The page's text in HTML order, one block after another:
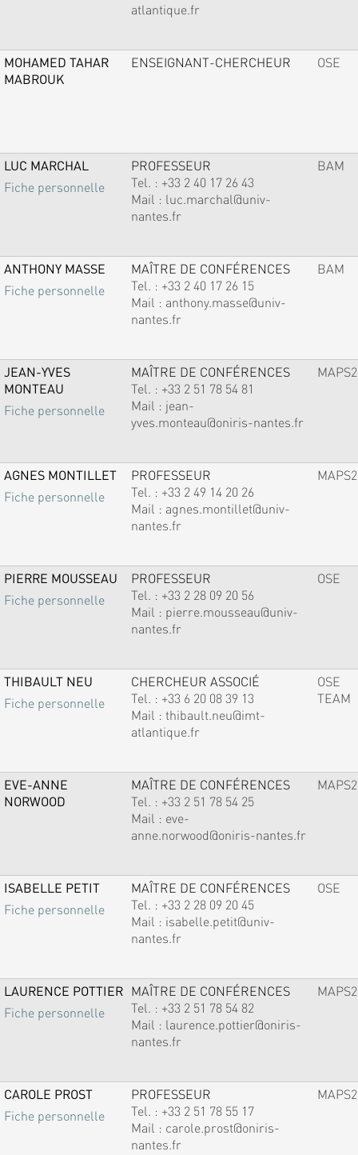
atlantique.fr
MOHAMED TAHAR
MABROUK
ENSEIGNANT-CHERCHEUR OSE
LUC MARCHAL
Fiche personnelle
PROFESSEUR
Tel. : +33 2 40 17 26 43
Mail : luc.marchal@univ-
nantes.fr
BAM
ANTHONY MASSE
Fiche personnelle
MAÎTRE DE CONFÉRENCES
Tel. : +33 2 40 17 26 15
Mail : anthony.masse@univ-
nantes.fr
BAM
JEAN-YVES
MONTEAU
Fiche personnelle
MAÎTRE DE CONFÉRENCES
Tel. : +33 2 51 78 54 81
Mail : jean-
yves.monteau@oniris-nantes.fr
MAPS2
AGNES MONTILLET
Fiche personnelle
PROFESSEUR
Tel. : +33 2 49 14 20 26
Mail : agnes.montillet@univ-
nantes.fr
MAPS2
PIERRE MOUSSEAU
Fiche personnelle
PROFESSEUR
Tel. : +33 2 28 09 20 56
Mail : pierre.mousseau@univ-
nantes.fr
OSE
THIBAULT NEU
Fiche personnelle
CHERCHEUR ASSOCIÉ
Tel. : +33 6 20 08 39 13
Mail : thibault.neu@imt-
atlantique.fr
OSE
TEAM
EVE-ANNE
NORWOOD
MAÎTRE DE CONFÉRENCES
Tel. : +33 2 51 78 54 25
Mail : eve-
anne.norwood@oniris-nantes.fr
MAPS2
ISABELLE PETIT
Fiche personnelle
MAÎTRE DE CONFÉRENCES
Tel. : +33 2 28 09 20 45
Mail : isabelle.petit@univ-
nantes.fr
OSE
LAURENCE POTTIER
Fiche personnelle
MAÎTRE DE CONFÉRENCES
Tel. : +33 2 51 78 54 82
Mail : laurence.pottier@oniris-
nantes.fr
MAPS2
CAROLE PROST
Fiche personnelle
PROFESSEUR
Tel. : +33 2 51 78 55 17
Mail : carole.prost@oniris-
nantes.fr
MAPS2